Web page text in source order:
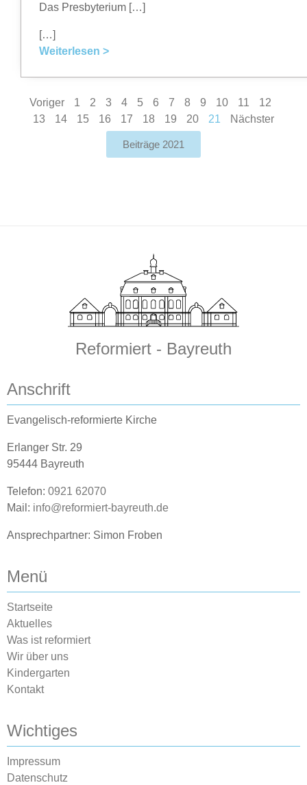
Das Presbyterium […]
[…]
Weiterlesen >
Voriger 1 2 3 4 5 6 7 8 9 10 11
12
13
14 15 16 17 18 19 20 21 Nächster
Beiträge 2021
Reformiert - Bayreuth
Anschrift
Evangelisch-reformierte Kirche
Erlanger Str. 29
95444 Bayreuth
Telefon: 0921 62070
Mail: info@reformiert-bayreuth.de
Ansprechpartner: Simon Froben
Menü
Startseite
Aktuelles
Was ist reformiert
Wir über uns
Kindergarten
Kontakt
Wichtiges
Impressum
Datenschutz